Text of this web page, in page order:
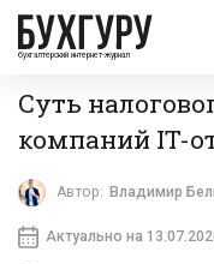
бухгалтерский интернет-журнал
Суть
компаний IT-
Автор: Владимир
Актуально на